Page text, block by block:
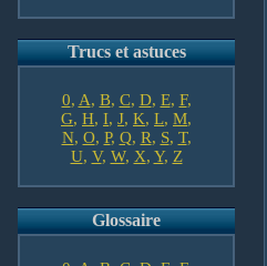
Trucs et astuces
0, A, B, C, D, E, F,
G, H, I, J, K, L, M,
N, O, P, Q, R, S, T,
U, V, W, X, Y, Z
Glossaire